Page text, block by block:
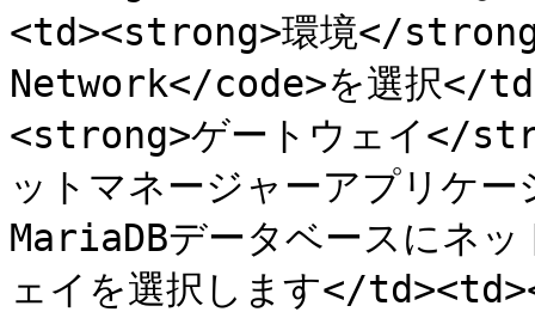
<td><strong>環境</
Network</code>を選択
<strong>ゲートウェイ</
ットマネージャーアプリケ
MariaDBデータベースにネ
ェイを選択します</